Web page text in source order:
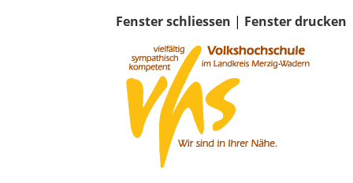
Fenster schliessen | Fenster drucken